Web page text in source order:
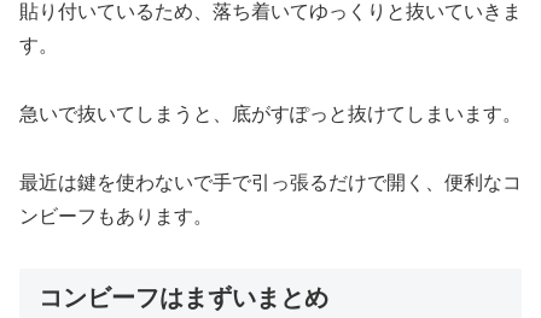
貼り付いているため、落ち着いてゆっくりと抜いていきま
す。
急いで抜いてしまうと、底がすぽっと抜けてしまいます。
最近は鍵を使わないで手で引っ張るだけで開く、便利なコ
ンビーフもあります。
コンビーフはまずいまとめ